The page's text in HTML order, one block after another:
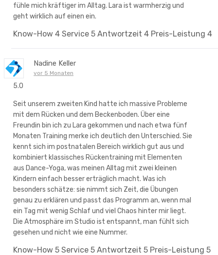
fühle mich kräftiger im Alltag. Lara ist warmherzig und
geht wirklich auf einen ein.
Know-How 4 Service 5 Antwortzeit 4 Preis-Leistung 4
Nadine Keller
vor 5 Monaten
5.0
Seit unserem zweiten Kind hatte ich massive Probleme
mit dem Rücken und dem Beckenboden. Über eine
Freundin bin ich zu Lara gekommen und nach etwa fünf
Monaten Training merke ich deutlich den Unterschied. Sie
kennt sich im postnatalen Bereich wirklich gut aus und
kombiniert klassisches Rückentraining mit Elementen
aus Dance-Yoga, was meinen Alltag mit zwei kleinen
Kindern einfach besser erträglich macht. Was ich
besonders schätze: sie nimmt sich Zeit, die Übungen
genau zu erklären und passt das Programm an, wenn mal
ein Tag mit wenig Schlaf und viel Chaos hinter mir liegt.
Die Atmosphäre im Studio ist entspannt, man fühlt sich
gesehen und nicht wie eine Nummer.
Know-How 5 Service 5 Antwortzeit 5 Preis-Leistung 5